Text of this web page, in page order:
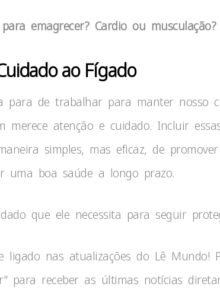
emagrecer? Cardio ou musculação?
ao Fígado
de trabalhar para manter nosso
merece atenção e cuidado. Incluir
simples, mas eficaz, de
uma boa saúde a longo prazo.
que ele necessita para seguir
ligado nas atualizações do Lê Mundo!
para receber as últimas notícias